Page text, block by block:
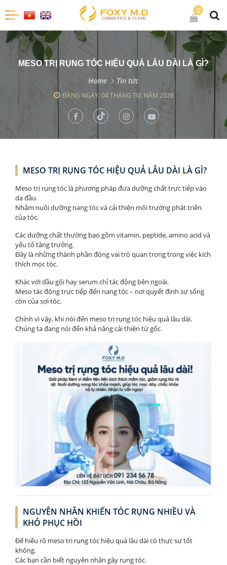
0
MESO TRỊ RỤNG TÓC HIỆU QUẢ LÂU DÀI LÀ GÌ?
Home Tin tức
ĐĂNG NGÀY: 04 THÁNG TƯ, NĂM 2026
MESO TRỊ RỤNG TÓC HIỆU QUẢ LÂU DÀI LÀ GÌ?
Meso trị rụng tóc là phương pháp đưa dưỡng chất trực tiếp vào
da đầu.
Nhằm nuôi dưỡng nang tóc và cải thiện môi trường phát triển
của tóc.
Các dưỡng chất thường bao gồm vitamin, peptide, amino acid và
yếu tố tăng trưởng.
Đây là những thành phần đóng vai trò quan trọng trong việc kích
thích mọc tóc.
Khác với dầu gội hay serum chỉ tác động bên ngoài.
Meso tác động trực tiếp đến nang tóc – nơi quyết định sự sống
còn của sợi tóc.
Chính vì vậy, khi nói đến meso trị rụng tóc hiệu quả lâu dài.
Chúng ta đang nói đến khả năng cải thiện từ gốc.
NGUYÊN NHÂN KHIẾN TÓC RỤNG NHIỀU VÀ
KHÓ PHỤC HỒI
Để hiểu rõ meso trị rụng tóc hiệu quả lâu dài có thực sự tốt
không.
Các bạn cần biết nguyên nhân gây rụng tóc.